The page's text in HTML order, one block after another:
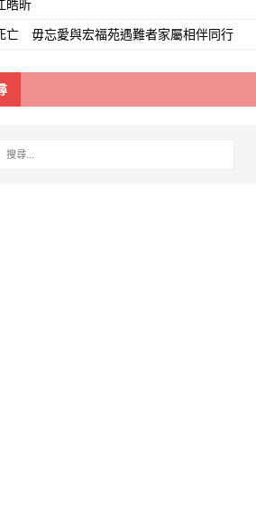
皓昕
亡 毋忘愛與宏福苑遇難者家屬相伴同行